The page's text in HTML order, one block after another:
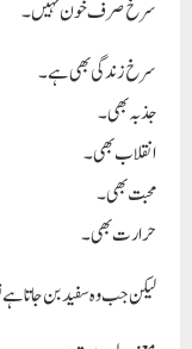
سرخ صرف خون نہیں۔
سرخ زندگی بھی ہے۔
جذبہ بھی۔
انقلاب بھی۔
محبت بھی۔
حرارت بھی۔
لیکن جب وہ سفید بن جاتا